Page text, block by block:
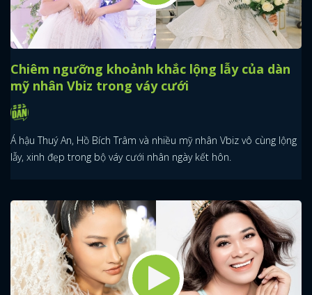
Chiêm ngưỡng khoảnh khắc lộng lẫy của dàn
mỹ nhân Vbiz trong váy cưới
Á hậu Thuý An, Hồ Bích Trâm và nhiều mỹ nhân Vbiz vô cùng lộng
lẫy, xinh đẹp trong bộ váy cưới nhân ngày kết hôn.